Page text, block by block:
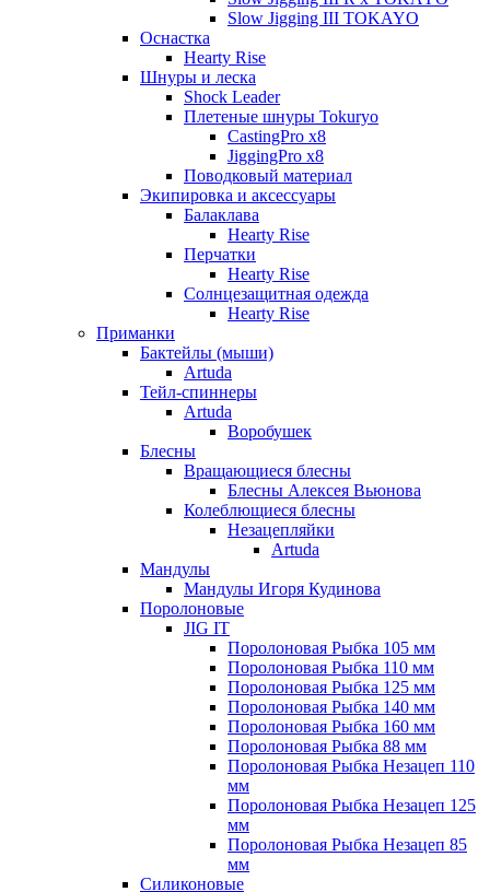
Slow Jigging III TOKAYO
Оснастка
Hearty Rise
Шнуры и леска
Shock Leader
Плетеные шнуры Tokuryo
CastingPro x8
JiggingPro x8
Поводковый материал
Экипировка и аксессуары
Балаклава
Hearty Rise
Перчатки
Hearty Rise
Солнцезащитная одежда
Hearty Rise
Приманки
Бактейлы (мыши)
Artuda
Тейл-спиннеры
Artuda
Воробушек
Блесны
Вращающиеся блесны
Блесны Алексея Вьюнова
Колеблющиеся блесны
Незацепляйки
Artuda
Мандулы
Мандулы Игоря Кудинова
Поролоновые
JIG IT
Поролоновая Рыбка 105 мм
Поролоновая Рыбка 110 мм
Поролоновая Рыбка 125 мм
Поролоновая Рыбка 140 мм
Поролоновая Рыбка 160 мм
Поролоновая Рыбка 88 мм
Поролоновая Рыбка Незацеп 110
мм
Поролоновая Рыбка Незацеп 125
мм
Поролоновая Рыбка Незацеп 85
мм
Силиконовые